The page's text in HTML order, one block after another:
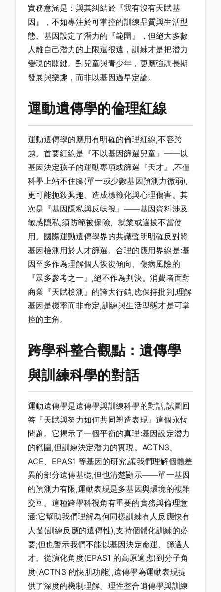
實務意涵是：與其糾結於『我有沒有天賦基
因』，不如專注於可掌控的訓練品質與生活型
態。基因設定了潛力的『範圍』，但絕大多數
人離自己潛力的上限還很遠，訓練才是把潛力
變現的關鍵。對兒童與青少年，更應強調長期
發展與樂趣，而非以基因過早定論。
運動遺傳學的倫理紅線
運動遺傳學的應用有明確的倫理紅線,不容跨
越。首要紅線是『不以基因篩選兒童』——以
基因決定孩子的運動專項或篩選『天才』,不僅
科學上站不住腳(單一或少數基因預測力微弱),
更可能扼殺興趣、造成標籤化與心理傷害。其
次是『基因隱私與反歧視』——基因資料涉及
敏感隱私,須防範被保險、就業或選拔不當使
用。國際運動遺傳學界的共識聲明明確反對將
基因檢測用於人才篩選。合理的應用界線是:基
因至多作為理解個人恢復傾向、傷病風險的
『眾多參考之一』,絕不作為判決。消費者面對
商業『天賦檢測』的誇大行銷,應保持批判,理解
基因是機率而非命定,訓練與生活型態才是可掌
控的主角。
跨學科整合觀點：遺傳學
與訓練科學的對話
運動遺傳學是遺傳學與訓練科學的對話,試圖回
答『天賦與努力如何共同塑造表現』這個永恆
問題。它揭示了一個平衡的真理:基因設定潛力
的範圍,但訓練決定潛力的實現。ACTN3、
ACE、EPAS1 等基因的研究,讓我們理解個體差
異的部分遺傳基礎,但也清楚顯示——單一基因
的預測力有限,運動表現是多基因與環境的複雜
交互。這種跨學科視角有重要的實務與倫理意
涵:它幫助我們理解為何同樣訓練有人反應快有
人慢(訓練反應的遺傳性),支持個體化訓練的必
要;但也警示我們不能以基因決定命運、篩選人
才。從演化角度(EPAS1 的高原適應)到分子角
度(ACTN3 的快肌功能),遺傳學為運動表現提
供了深度的機制理解。理性整合遺傳學與訓練